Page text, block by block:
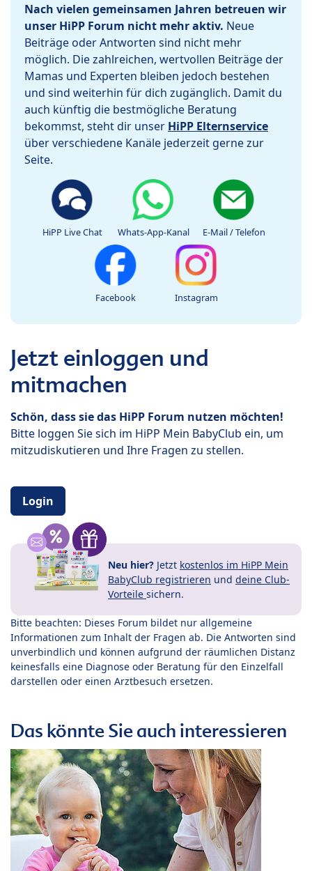
Nach vielen gemeinsamen Jahren betreuen wir
unser HiPP Forum nicht mehr aktiv. Neue
Beiträge oder Antworten sind nicht mehr
möglich. Die zahlreichen, wertvollen Beiträge der
Mamas und Experten bleiben jedoch bestehen
und sind weiterhin für dich zugänglich. Damit du
auch künftig die bestmögliche Beratung
bekommst, steht dir unser HiPP Elternservice
über verschiedene Kanäle jederzeit gerne zur
Seite.
HiPP Live Chat Whats-App-Kanal E-Mail / Telefon
Facebook Instagram
Jetzt einloggen und
mitmachen
Schön, dass sie das HiPP Forum nutzen möchten!
Bitte loggen Sie sich im HiPP Mein BabyClub ein, um
mitzudiskutieren und Ihre Fragen zu stellen.
Login
Neu hier? Jetzt kostenlos im HiPP Mein
BabyClub registrieren und deine Club-
Vorteile sichern.
Bitte beachten: Dieses Forum bildet nur allgemeine
Informationen zum Inhalt der Fragen ab. Die Antworten sind
unverbindlich und können aufgrund der räumlichen Distanz
keinesfalls eine Diagnose oder Beratung für den Einzelfall
darstellen oder einen Arztbesuch ersetzen.
Das könnte Sie auch interessieren